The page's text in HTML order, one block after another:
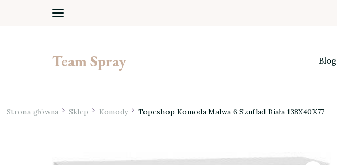
Team Spray Blog
Strona główna Sklep Komody Topeshop Komoda Malwa 6 Szuflad Biała 138X40X77